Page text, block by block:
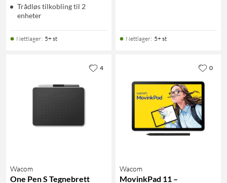
Trådløs tilkobling til 2
enheter
Nettlager: 5+ st Nettlager: 5+ st
Wacom
One Pen S Tegnebrett
4
Wacom
MovinkPad 11 –
0